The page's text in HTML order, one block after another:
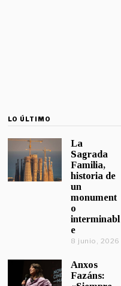
LO ÚLTIMO
La
Sagrada
Familia,
historia de
un
monument
o
interminabl
e
8 junio, 2026
Anxos
Fazáns: